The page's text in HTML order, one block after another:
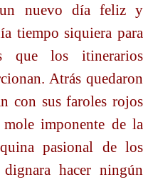
un nuevo día feliz y
tiempo siquiera para
que los itinerarios
Atrás quedaron
con sus faroles rojos
imponente de la
pasional de los
hacer ningún